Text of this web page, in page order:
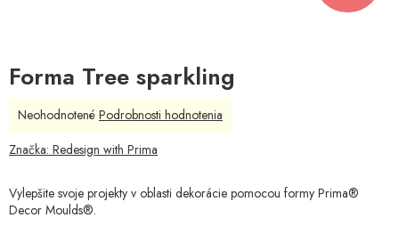
Forma Tree sparkling
Vylepšite svoje projekty v oblasti dekorácie pomocou formy Prima®
Decor Moulds®.
Priemerné
produktu
z
5
Neohodnotené Podrobnosti hodnotenia
Značka: Redesign with Prima